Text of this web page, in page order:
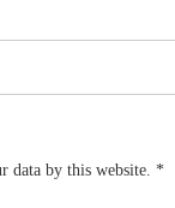
data by this website. *